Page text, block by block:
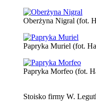
Oberżyna Nigral (fot.
Papryka Muriel (fot.
Papryka Morfeo (fot.
Stoisko firmy W.